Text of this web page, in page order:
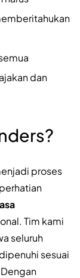
dan
proses
Tim kami
seluruh
sesuai